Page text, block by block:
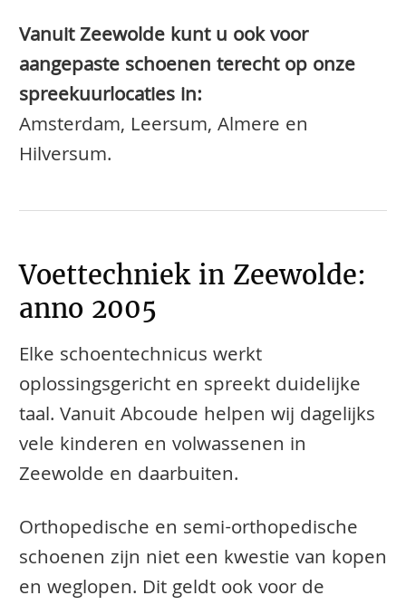
Vanuit Zeewolde kunt u ook voor
aangepaste schoenen terecht op onze
spreekuurlocaties in:
Amsterdam, Leersum, Almere en
Hilversum.
Voettechniek in Zeewolde:
anno 2005
Elke schoentechnicus werkt
oplossingsgericht en spreekt duidelijke
taal. Vanuit Abcoude helpen wij dagelijks
vele kinderen en volwassenen in
Zeewolde en daarbuiten.
​​​​Orthopedische en semi-orthopedische
schoenen zijn niet een kwestie van kopen
en weglopen. Dit geldt ook voor de